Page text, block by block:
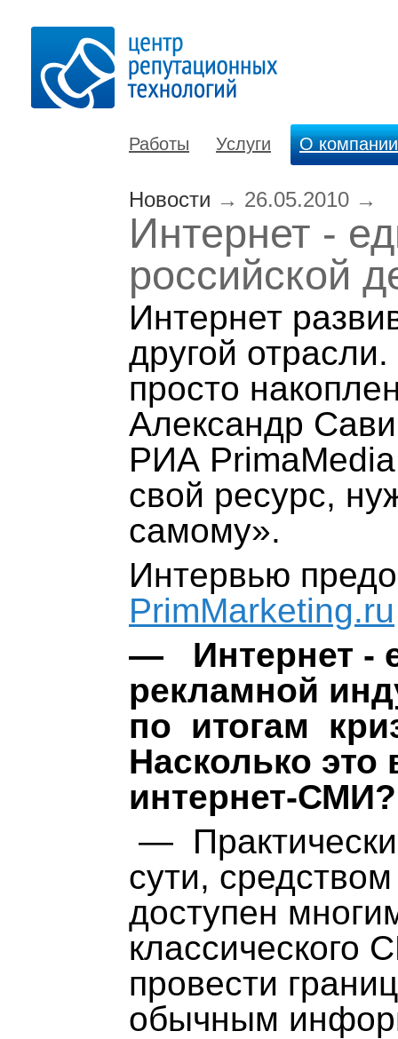
Работы Услуги О компании
Новости → 26.05.2010 →
Интернет -
российской
Интернет
другой
просто
Александр
РИА PrimaMedia
свой ресурс,
самому».
Интервью
PrimMarketing.ru
— Интернет -
рекламной
по итогам
Насколько
интернет-СМИ?
— Практически
сути,
доступен
классического
провести
обычным